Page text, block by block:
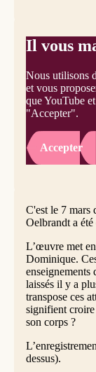
Il vous
Nous utilisons
et vous
que YouTube
"Accepter".
Accepter
C'est le 7 mars
Oelbrandt a
L’œuvre met
Dominique.
enseignements
laissés il y a
transpose ces
signifient
son corps ?
dessus).